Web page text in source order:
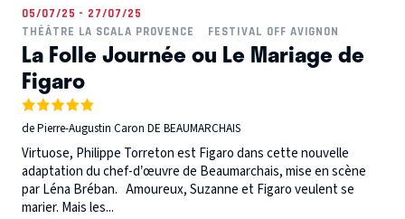
05/07/25 - 27/07/25
THÉÂTRE LA SCALA PROVENCE
FESTIVAL OFF AVIGNON
La Folle Journée ou Le Mariage de
Figaro
de Pierre-Augustin Caron DE BEAUMARCHAIS
Virtuose, Philippe Torreton est Figaro dans cette nouvelle
adaptation du chef-d’œuvre de Beaumarchais, mise en scène
par Léna Bréban. Amoureux, Suzanne et Figaro veulent se
marier. Mais les...